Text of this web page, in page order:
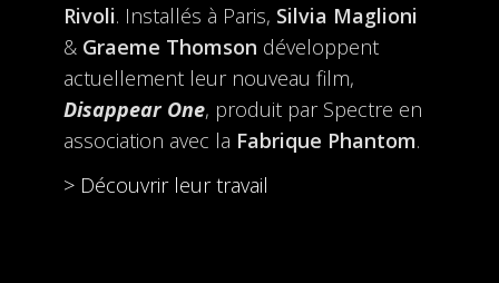
Rivoli. Installés à Paris, Silvia Maglioni
& Graeme Thomson développent
actuellement leur nouveau film,
Disappear One, produit par Spectre en
association avec la Fabrique Phantom.
> Découvrir leur travail